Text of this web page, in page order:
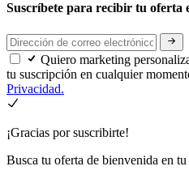
Suscríbete para recibir tu oferta
Quiero marketing
tu suscripción en cualquier
Privacidad.
¡Gracias por suscribirte!
Busca tu oferta de bienvenida en tu